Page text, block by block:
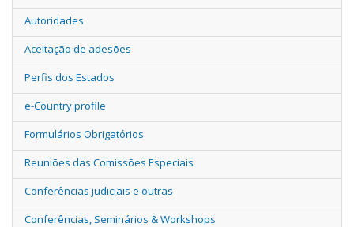
Autoridades
Aceitação de adesões
Perfis dos Estados
e-Country profile
Formulários Obrigatórios
Reuniões das Comissões Especiais
Conferências judiciais e outras
Conferências, Seminários & Workshops